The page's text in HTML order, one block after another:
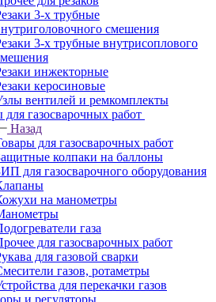
3-х трубные
смешения
3-х трубные внутрисоплового
инжекторные
керосиновые
вентилей и ремкомплекты
для газосварочных работ
Назад
для газосварочных работ
колпаки на баллоны
для газосварочного оборудования
на манометры
газа
для газосварочных работ
для газовой сварки
газов, ротаметры
для перекачки газов
и регуляторы